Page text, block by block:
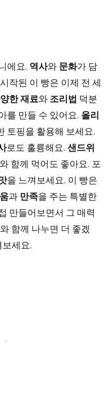
에요. 역사와 문화가 담
작된 이 빵은 이제 전 세
한 재료와 조리법 덕분
를 만들 수 있어요. 올리
토핑을 활용해 보세요.
로도 훌륭해요. 샌드위
와 함께 먹어도 좋아요. 포
을 느껴보세요. 이 빵은
과 만족을 주는 특별한
만들어보면서 그 매력
와 함께 나누면 더 좋겠
세요.